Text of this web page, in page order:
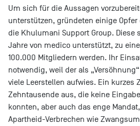
Um sich für die Aussagen
unterstützen, gründeten einige
die Khulumani Support Group. Diese
Jahre von medico unterstützt, zu
100.000 Mitgliedern werden. Ihr
notwendig, weil der als
viele Leerstellen aufwies. Ein kurzes
Zehntausende aus, die keine
konnten, aber auch das enge
Apartheid-Verbrechen wie